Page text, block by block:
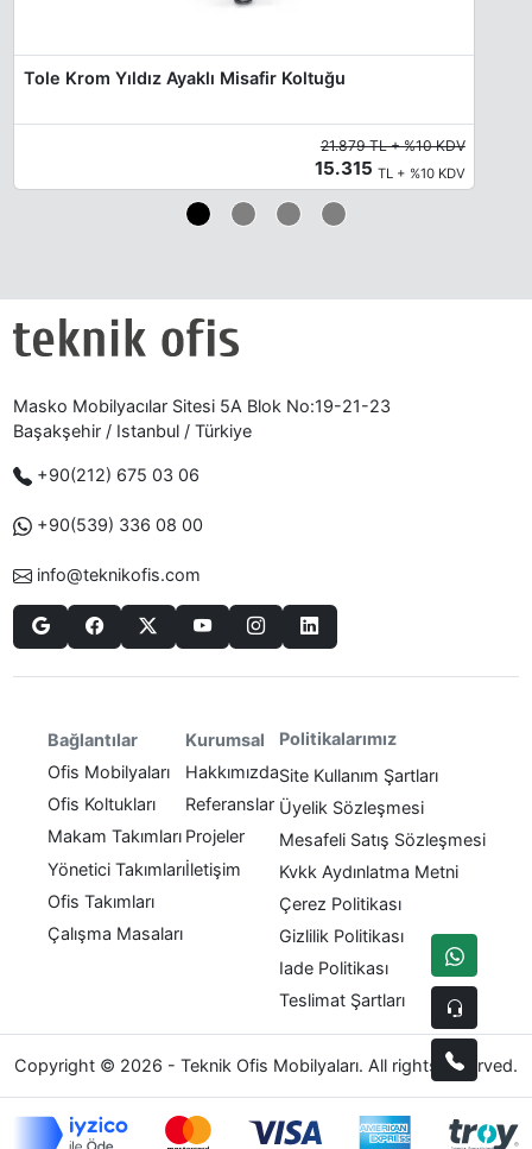
Tole Krom Yıldız Ayaklı Misafir Koltuğu
21.879 TL + %10 KDV
15.315 TL + %10 KDV
Masko Mobilyacılar Sitesi 5A Blok No:19-21-23
Başakşehir / Istanbul / Türkiye
+90(212) 675 03 06
+90(539) 336 08 00
info@teknikofis.com
Bağlantılar
Ofis Mobilyaları
Ofis Koltukları
Makam Takımları
Yönetici Takımları
Ofis Takımları
Çalışma Masaları
Kurumsal
Hakkımızda
Referanslar
Projeler
İletişim
Politikalarımız
Site Kullanım Şartları
Üyelik Sözleşmesi
Mesafeli Satış Sözleşmesi
Kvkk Aydınlatma Metni
Çerez Politikası
Gizlilik Politikası
Iade Politikası
Teslimat Şartları
Copyright © 2026 - Teknik Ofis Mobilyaları. All rights reserved.